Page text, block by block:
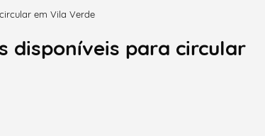
em Vila Verde
disponíveis para circular